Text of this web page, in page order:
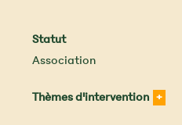
Statut
Association
Thèmes d'intervention